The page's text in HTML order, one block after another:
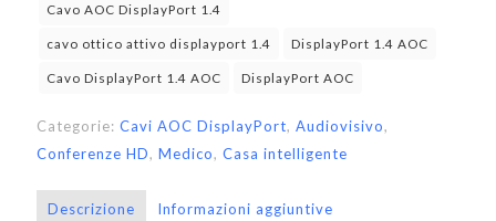
Cavo AOC DisplayPort 1.4
cavo ottico attivo displayport 1.4 DisplayPort 1.4 AOC
Cavo DisplayPort 1.4 AOC DisplayPort AOC
Categorie: Cavi AOC DisplayPort, Audiovisivo,
Conferenze HD, Medico, Casa intelligente
Descrizione Informazioni aggiuntive